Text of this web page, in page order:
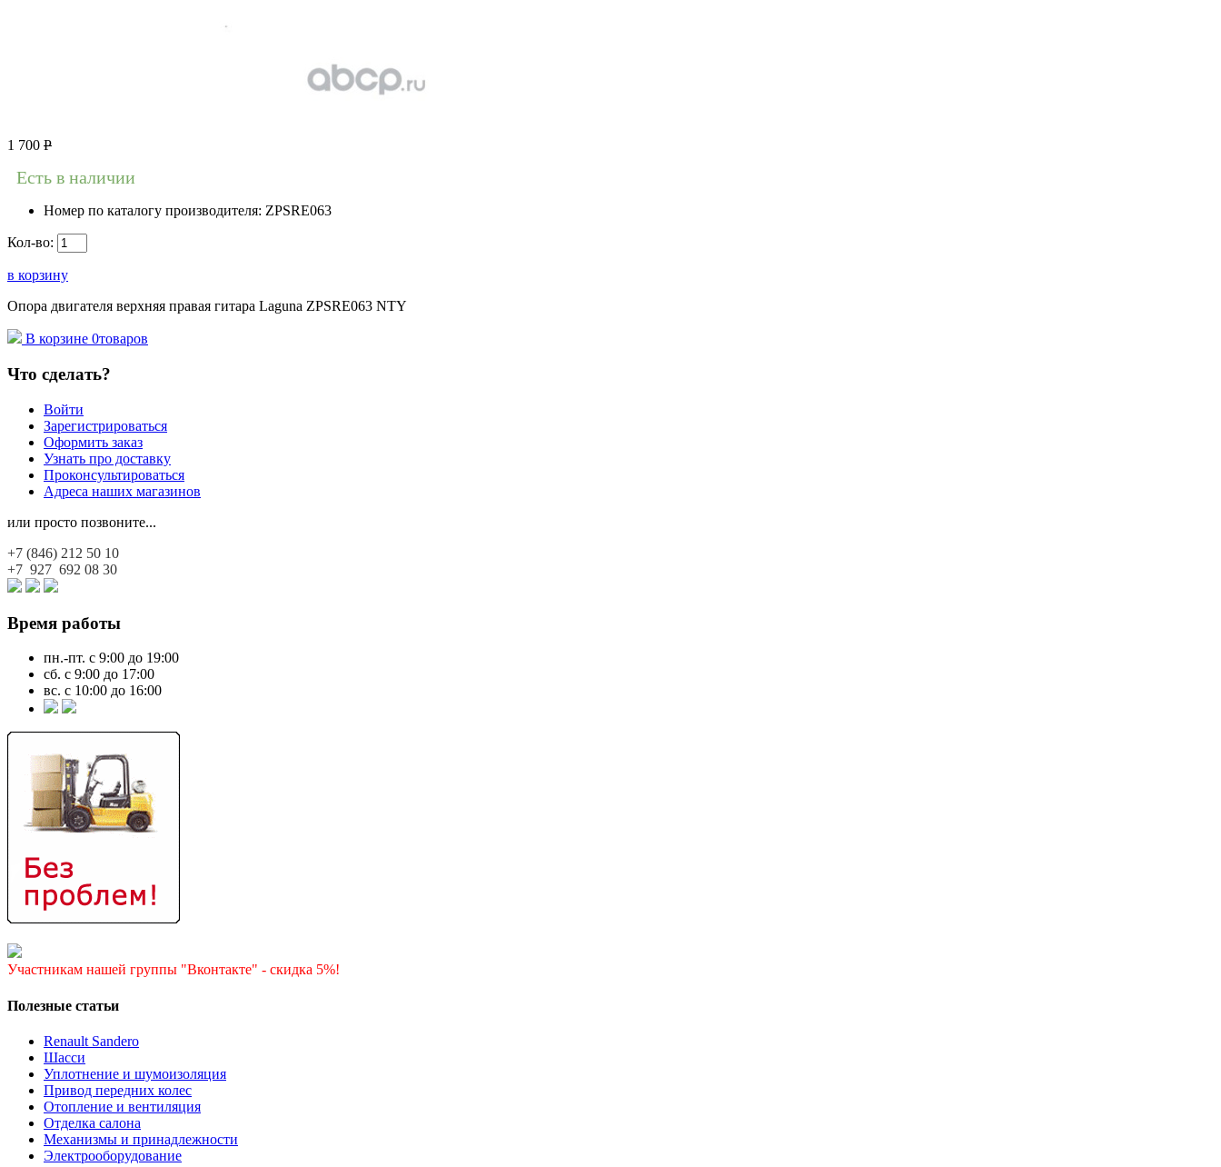
1 700 Р
Есть в наличии
Номер по каталогу производителя: ZPSRE063
Кол-во:
в корзину
Опора двигателя верхняя правая гитара Laguna ZPSRE063 NTY
В корзине 0товаров
Что сделать?
Войти
Зарегистрироваться
Оформить заказ
Узнать про доставку
Проконсультироваться
Адреса наших магазинов
или просто позвоните...
+7 (846) 212 50 10
+7 927 692 08 30
Время работы
пн.-пт. с 9:00 до 19:00
сб. с 9:00 до 17:00
вс. с 10:00 до 16:00
Участникам нашей группы "Вконтакте" - скидка 5%!
Полезные статьи
Renault Sandero
Шасси
Уплотнение и шумоизоляция
Привод передних колес
Отопление и вентиляция
Отделка салона
Механизмы и принадлежности
Электрооборудование